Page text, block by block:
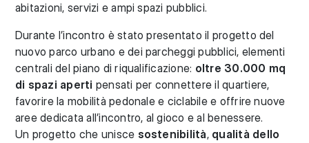
abitazioni, servizi e ampi spazi pubblici.
Durante l’incontro è stato presentato il progetto del
nuovo parco urbano e dei parcheggi pubblici, elementi
centrali del piano di riqualificazione: oltre 30.000 mq
di spazi aperti pensati per connettere il quartiere,
favorire la mobilità pedonale e ciclabile e offrire nuove
aree dedicata all’incontro, al gioco e al benessere.
Un progetto che unisce sostenibilità, qualità dello